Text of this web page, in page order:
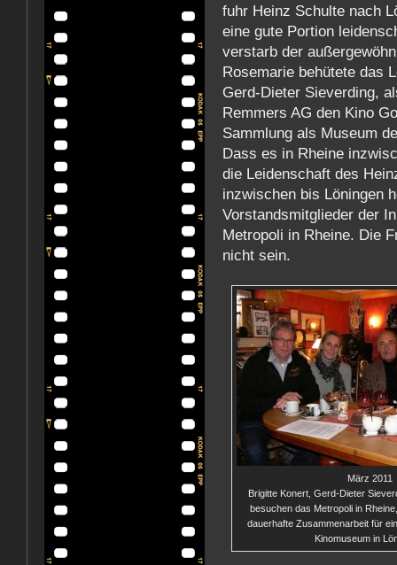
fuhr Heinz Schulte nach
eine gute Portion
verstarb der
Rosemarie behütete das
Gerd-Dieter Sieverding,
Remmers AG den Kino
Sammlung als Museum
Dass es in Rheine
die Leidenschaft des
inzwischen bis Löningen
Vorstandsmitglieder der
Metropoli in Rheine. Die
nicht sein.
März 2011
Brigitte Konert, Gerd-Dieter
besuchen das Metropoli in
dauerhafte Zusammenarbeit für
Kinomuseum in